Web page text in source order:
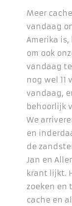
Meer
vandaag
Amerika
om ook
vandaag
nog wel
vandaag,
behoorlijk
We
en
de
Jan en
krant lijkt.
zoeken en
cache en